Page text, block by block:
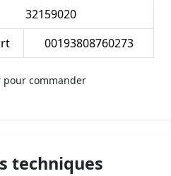
32159020
00193808760273
pour commander
techniques